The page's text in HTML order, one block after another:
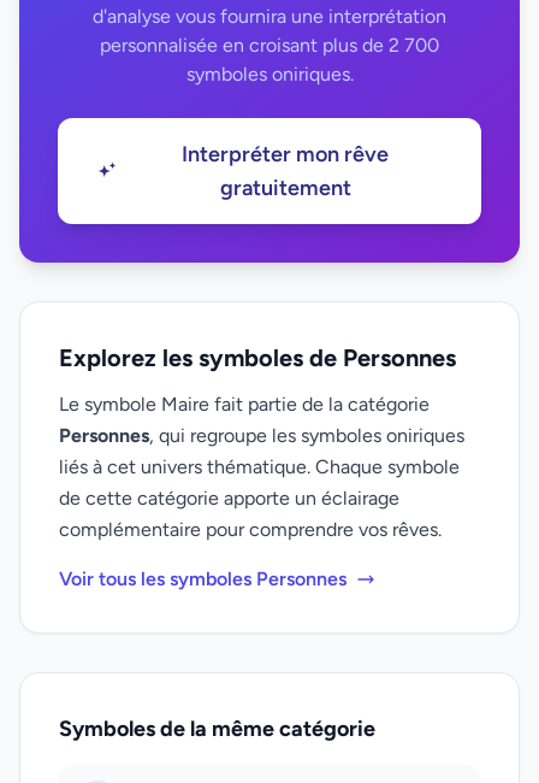
d'analyse vous fournira une interprétation
personnalisée en croisant plus de 2 700
symboles oniriques.
Interpréter mon rêve
gratuitement
Explorez les symboles de Personnes
Le symbole Maire fait partie de la catégorie
Personnes, qui regroupe les symboles oniriques
liés à cet univers thématique. Chaque symbole
de cette catégorie apporte un éclairage
complémentaire pour comprendre vos rêves.
Voir tous les symboles Personnes
Symboles de la même catégorie